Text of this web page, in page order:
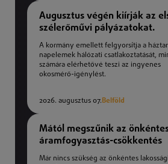
Augusztus végén kiírják az
szélerőművi pályázatokat.
A kormány emellett felgyorsítja a
napelemek hálózati csatlakoztatását,
számára elérhetővé teszi az ingyenes
okosmérő-igénylést.
2026. augusztus 07.Belföld
Mától megszűnik az
áramfogyasztás-csökkentés
Már nincs szükség az önkéntes lakossági